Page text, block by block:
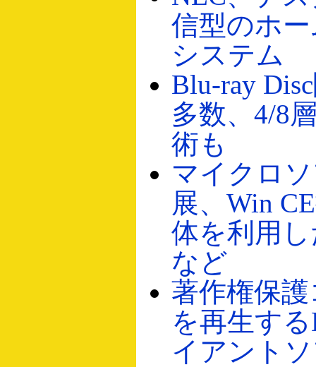
信型のホ
システム
Blu-ray
多数、4/8
術も
マイクロ
展、Win
体を利用
など
著作権保
を再生す
イアント